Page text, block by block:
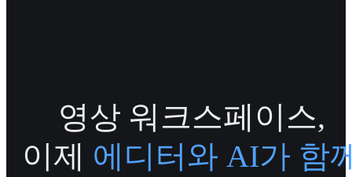
영상 워크스페이스,
이제 에디터와 AI가 함